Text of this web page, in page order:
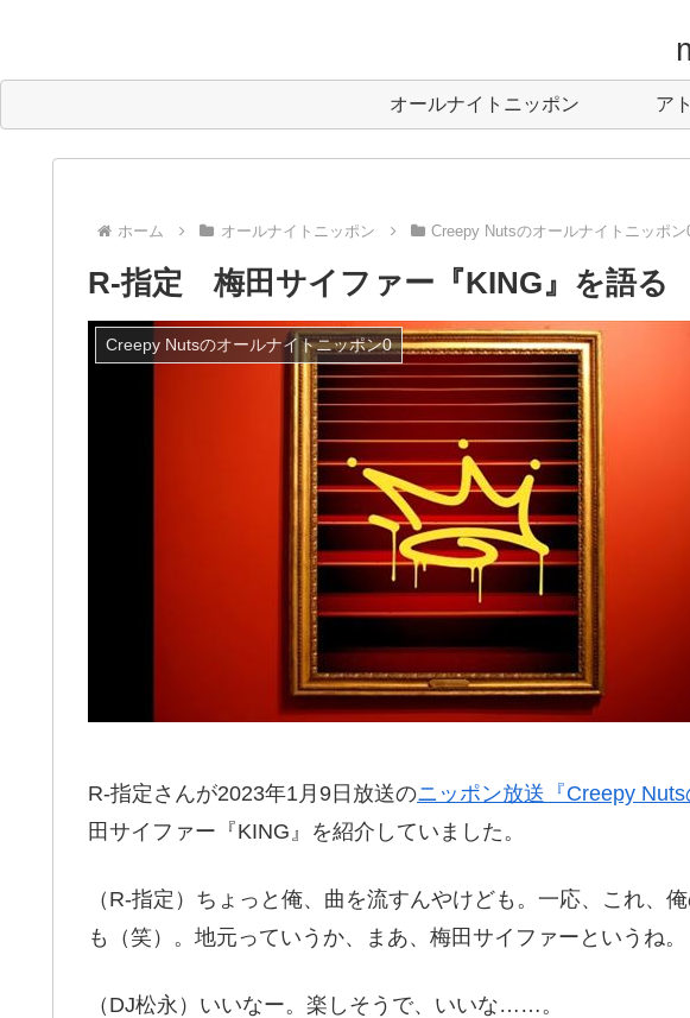
オールナイトニッポン ア
ホーム オールナイトニッポン Creepy Nutsのオールナイトニッポン
R-指定 梅田サイファー『KING』を語る
Creepy Nutsのオールナイトニッポン0
R-指定さんが2023年1月9日放送のニッポン放送『Creepy Nuts
田サイファー『KING』を紹介していました。
（R-指定）ちょっと俺、曲を流すんやけども。一応、これ、
も（笑）。地元っていうか、まあ、梅田サイファーというね。
（DJ松永）いいなー。楽しそうで、いいな……。